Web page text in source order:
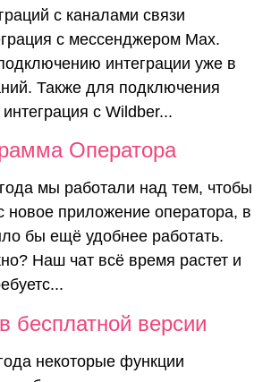
с каналами связи
с мессенджером Max.
интеграции уже в
Также для подключения
с Wildber...
Оператора
мы работали над тем, чтобы
новое приложение оператора, в
бы ещё удобнее работать.
Наш чат всё время растет и
бесплатной версии
некоторые функции